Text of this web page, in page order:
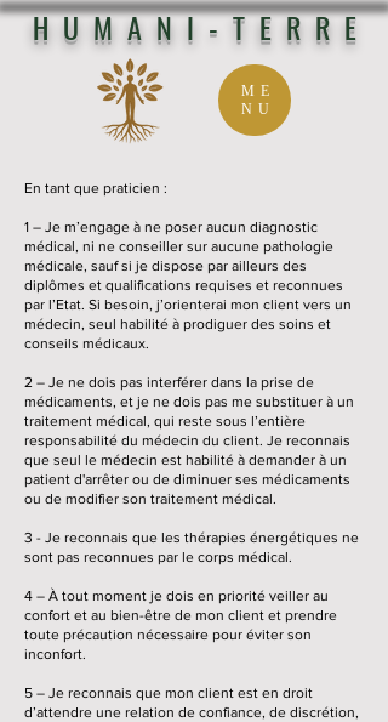
ME
NU
HUMANI-TERRE
En tant que praticien :
1 – Je m’engage à ne poser aucun diagnostic
médical, ni ne conseiller sur aucune pathologie
médicale, sauf si je dispose par ailleurs des
diplômes et qualifications requises et reconnues
par l’Etat. Si besoin, j’orienterai mon client vers un
médecin, seul habilité à prodiguer des soins et
conseils médicaux.
2 – Je ne dois pas interférer dans la prise de
médicaments, et je ne dois pas me substituer à un
traitement médical, qui reste sous l’entière
responsabilité du médecin du client. Je reconnais
que seul le médecin est habilité à demander à un
patient d'arrêter ou de diminuer ses médicaments
ou de modifier son traitement médical.
3 - Je reconnais que les thérapies énergétiques ne
sont pas reconnues par le corps médical.
4 – À tout moment je dois en priorité veiller au
confort et au bien-être de mon client et prendre
toute précaution nécessaire pour éviter son
inconfort.
5 – Je reconnais que mon client est en droit
d’attendre une relation de confiance, de discrétion,